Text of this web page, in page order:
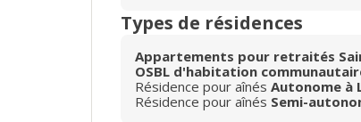
Types de résidences
Appartements pour retraités
OSBL d'habitation
Résidence pour aînés Autonome à
Résidence pour aînés Semi-